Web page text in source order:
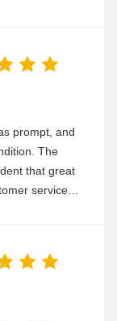
prompt, and
The
that great
service